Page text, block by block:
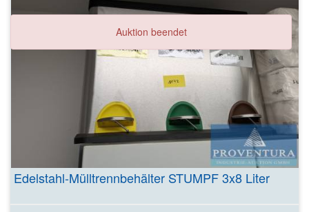
Auktion beendet
Edelstahl-Mülltrennbehälter STUMPF 3x8 Liter